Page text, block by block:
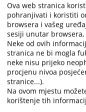
Извршеник је
разгледање
дан 28.04.2025.
под претњом сношења
Понуђачи су, прије
положити
вриједности
депозитни рачун
Ova web stranica
pohranjivati i koristiti
browsera i vašeg
sesiji unutar browsera,
Neke od ovih
stranica ne bi mogla
neke nisu prijeko
procjenu nivoa
stranice...).
Na ovom mjestu
korištenje tih